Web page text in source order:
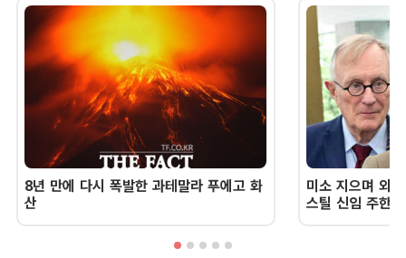
8년 만에 다시 폭발한 과테말라 푸에고 화
산
미소 지으며 외
스틸 신임 주한